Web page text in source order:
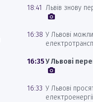
18:41 Львів знову
16:38 У Львові
16:35У Львові
16:33 У Львові